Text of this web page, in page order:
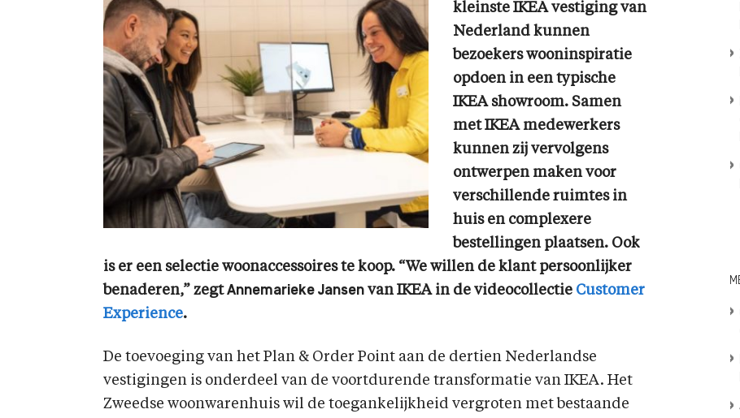
kleinste IKEA vestiging van
Nederland kunnen
bezoekers wooninspiratie
opdoen in een typische
IKEA showroom. Samen
met IKEA medewerkers
kunnen zij vervolgens
ontwerpen maken voor
verschillende ruimtes in
huis en complexere
bestellingen plaatsen. Ook
is er een selectie woonaccessoires te koop. “We willen de klant persoonlijker
benaderen,” zegtAnnemarieke Jansen van IKEA in de videocollectie Customer
Experience.
De toevoeging van het Plan & Order Point aan de dertien Nederlandse
vestigingen is onderdeel van de voortdurende transformatie van IKEA. Het
Zweedse woonwarenhuis wil de toegankelijkheid vergroten met bestaande